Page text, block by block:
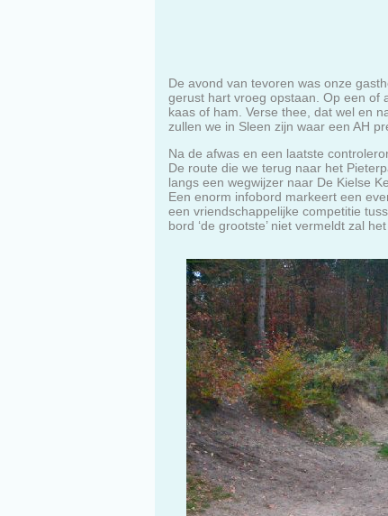
De avond van tevoren was onze
gerust hart vroeg opstaan. Op een of
kaas of ham. Verse thee, dat wel en
zullen we in Sleen zijn waar een AH
Na de afwas en een laatste
De route die we terug naar het
langs een wegwijzer naar De Kielse
Een enorm infobord markeert een
een vriendschappelijke competitie
bord ‘de grootste’ niet vermeldt zal